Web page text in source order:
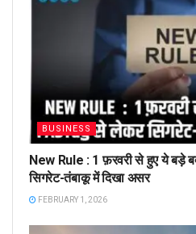
BUSINESS
New Rule : 1 फ़रवरी से हुए ये बड़े
सिगरेट-तंबाकू में दिखा असर
FEBRUARY 1, 2026